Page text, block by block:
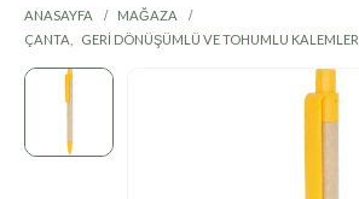
ANASAYFA
MAĞAZA
ÇANTA
GERI DÖNÜŞÜMLÜ VE TOHUMLU KALEMLER